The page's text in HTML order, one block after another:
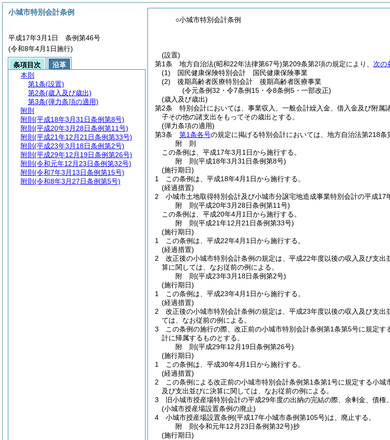
○小城市特別会計条例
(設置)
第1条
地方自治法(昭和22年法律第67号)第209条第2項の規定により、 次の
(1)
国民健康保険特別会計 国民健康保険事業
(2)
後期高齢者医療特別会計 後期高齢者医療事業
(令元条例32・令7条例15・令8条例5・一部改正)
(歳入及び歳出)
第2条
特別会計においては、事業収入、一般会計繰入金、借入金及び附
子その他の諸支出をもってその歳出とする。
(弾力条項の適用)
第3条
第1条各号の規定に掲げる特別会計においては、地方自治法第218
附 則
この条例は、平成17年3月1日から施行する。
附 則(平成18年3月31日条例第8号)
(施行期日)
1
この条例は、平成18年4月1日から施行する。
(経過措置)
2
小城市土地取得特別会計及び小城市分譲宅地造成事業特別会計の平成
附 則(平成20年3月28日条例第11号)
この条例は、平成20年4月1日から施行する。
附 則(平成21年12月21日条例第33号)
(施行期日)
1
この条例は、平成22年4月1日から施行する。
(経過措置)
2
改正後の小城市特別会計条例の規定は、平成22年度以後の収入及び支
算に関しては、なお従前の例による。
附 則(平成23年3月18日条例第2号)
(施行期日)
1
この条例は、平成23年4月1日から施行する。
(経過措置)
2
改正後の小城市特別会計条例の規定は、平成23年度以後の収入及び支
ては、なお従前の例による。
3
この条例の施行の際、改正前の小城市特別会計条例第1条第5号に規定
計に帰属するものとする。
附 則(平成29年12月19日条例第26号)
(施行期日)
1
この条例は、平成30年4月1日から施行する。
(経過措置)
2
この条例による改正前の小城市特別会計条例第1条第1号に規定する小城
及び支出並びに決算に関しては、なお従前の例による。
3
旧小城市授産場特別会計の平成29年度の出納の完結の際、余剰金、債
(小城市授産場設置条例の廃止)
4
小城市授産場設置条例(平成17年小城市条例第105号)は、廃止する。
附 則(令和元年12月23日条例第32号)抄
(施行期日)
小城市特別会計条例
平成17年3月1日 条例第46号
(令和8年4月1日施行)
条項目次
沿革
本則
第1条(設置)
第2条(歳入及び歳出)
第3条(弾力条項の適用)
附則
附則 (平成18年3月31日条例第8号)
附則 (平成20年3月28日条例第11号)
附則 (平成21年12月21日条例第33号)
附則 (平成23年3月18日条例第2号)
附則 (平成29年12月19日条例第26号)
附則 (令和元年12月23日条例第32号)
附則 (令和7年3月13日条例第15号)
附則 (令和8年3月27日条例第5号)